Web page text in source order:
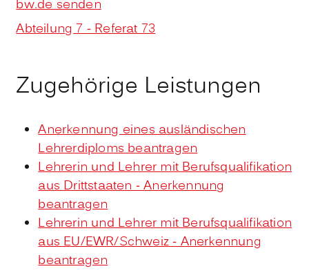
bw.de senden
Abteilung 7 - Referat 73
Zugehörige Leistungen
Anerkennung eines ausländischen
Lehrerdiploms beantragen
Lehrerin und Lehrer mit Berufsqualifikation
aus Drittstaaten - Anerkennung
beantragen
Lehrerin und Lehrer mit Berufsqualifikation
aus EU/EWR/Schweiz - Anerkennung
beantragen